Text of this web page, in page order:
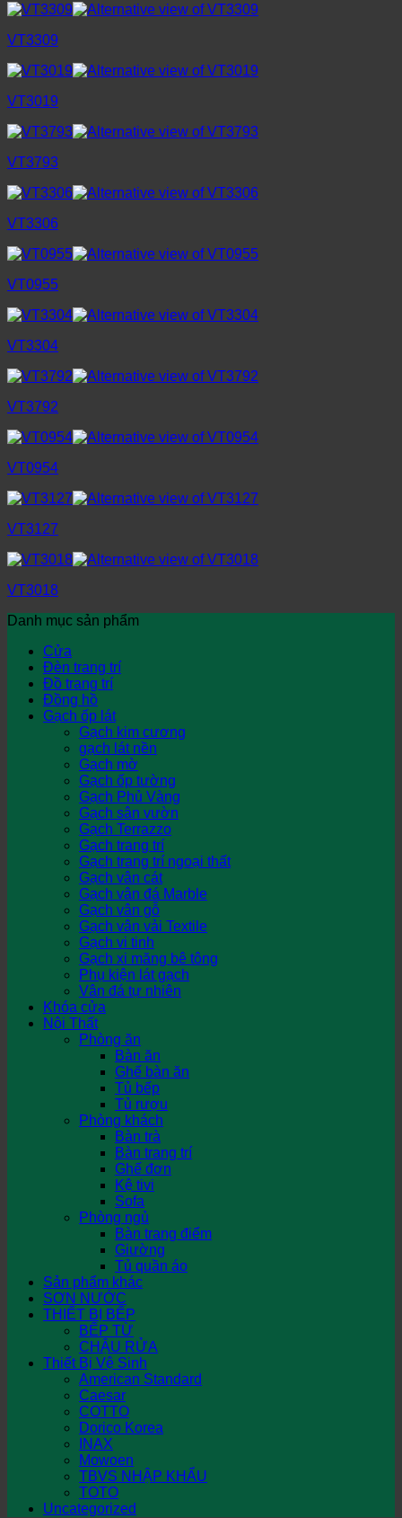
VT3309
VT3019
VT3793
VT3306
VT0955
VT3304
VT3792
VT0954
VT3127
VT3018
Danh mục sản phẩm
Cửa
Đèn trang trí
Đồ trang trí
Đồng hồ
Gạch ốp lát
Gạch kim cương
gạch lát nền
Gạch mờ
Gạch ốp tường
Gạch Phủ Vàng
Gạch sân vườn
Gạch Terrazzo
Gạch trang trí
Gạch trang trí ngoại thất
Gạch vân cát
Gạch vân đá Marble
Gạch vân gỗ
Gạch vân vải Textile
Gạch vi tinh
Gạch xi măng bê tông
Phụ kiện lát gạch
Vân đá tự nhiên
Khóa cửa
Nội Thất
Phòng ăn
Bàn ăn
Ghế bàn ăn
Tủ bếp
Tủ rượu
Phòng khách
Bàn trà
Bàn trang trí
Ghế đơn
Kệ tivi
Sofa
Phòng ngủ
Bàn trang điểm
Giường
Tủ quần áo
Sản phẩm khác
SƠN NƯỚC
THIẾT BỊ BẾP
BẾP TỪ
CHẬU RỬA
Thiết Bị Vệ Sinh
American Standard
Caesar
COTTO
Dorico Korea
INAX
Mowoen
TBVS NHẬP KHẨU
TOTO
Uncategorized